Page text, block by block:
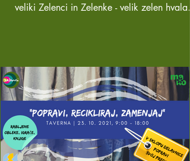
veliki Zelenci in Zelenke - velik zelen hvala